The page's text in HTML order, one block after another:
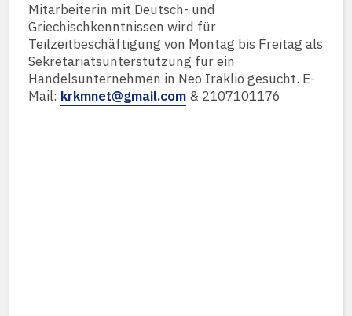
Mitarbeiterin mit Deutsch- und
Griechischkenntnissen wird für
Teilzeitbeschäftigung von Montag bis Freitag als
Sekretariatsunterstützung für ein
Handelsunternehmen in Neo Iraklio gesucht. E-
Mail: krkmnet@gmail.com & 2107101176